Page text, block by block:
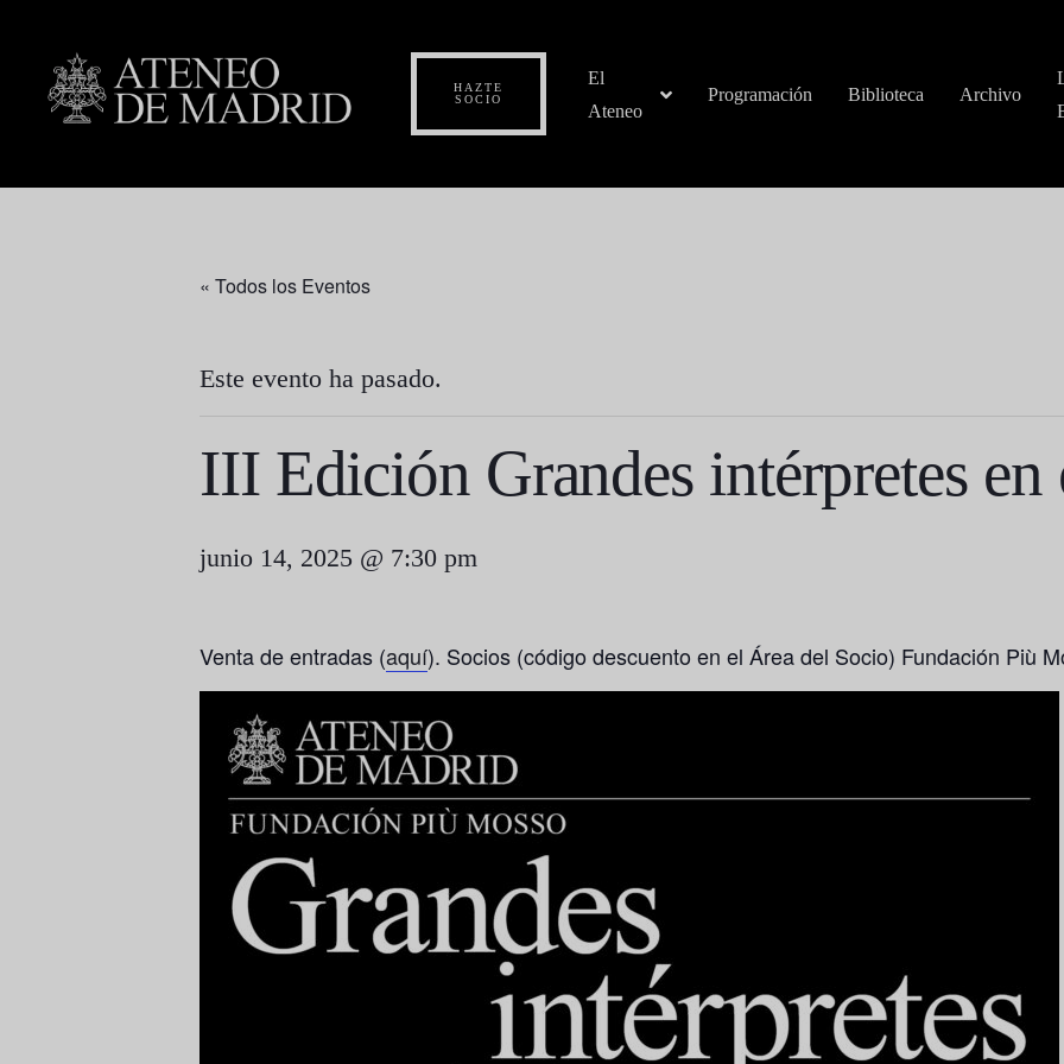
HAZTE
SOCIO
El
Ateneo
Programación Biblioteca Archivo
« Todos los Eventos
Este evento ha pasado.
III Edición Grandes intérpretes en
junio 14, 2025 @ 7:30 pm
Venta de entradas (aquí). Socios (código descuento en el Área del Socio) Fundación Più